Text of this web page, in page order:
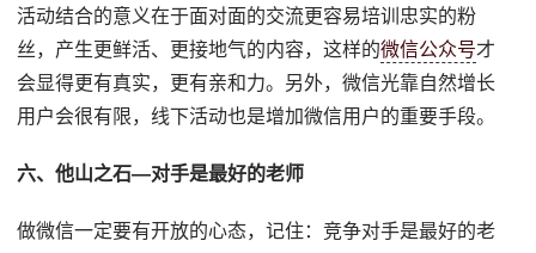
活动结合的意义在于面对面的交流更容易培训忠实的粉
丝，产生更鲜活、更接地气的内容，这样的微信公众号才
会显得更有真实，更有亲和力。另外，微信光靠自然增长
用户会很有限，线下活动也是增加微信用户的重要手段。
六、他山之石—对手是最好的老师
做微信一定要有开放的心态，记住：竞争对手是最好的老